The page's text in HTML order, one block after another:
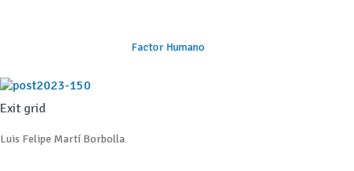
Factor Humano
Exit grid
Luis Felipe Martí Borbolla